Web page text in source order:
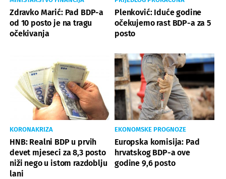
Zdravko Marić: Pad BDP-a
od 10 posto je na tragu
očekivanja
Plenković: Iduće godine
očekujemo rast BDP-a za 5
posto
KORONAKRIZA
HNB: Realni BDP u prvih
devet mjeseci za 8,3 posto
niži nego u istom razdoblju
lani
EKONOMSKE PROGNOZE
Europska komisija: Pad
hrvatskog BDP-a ove
godine 9,6 posto